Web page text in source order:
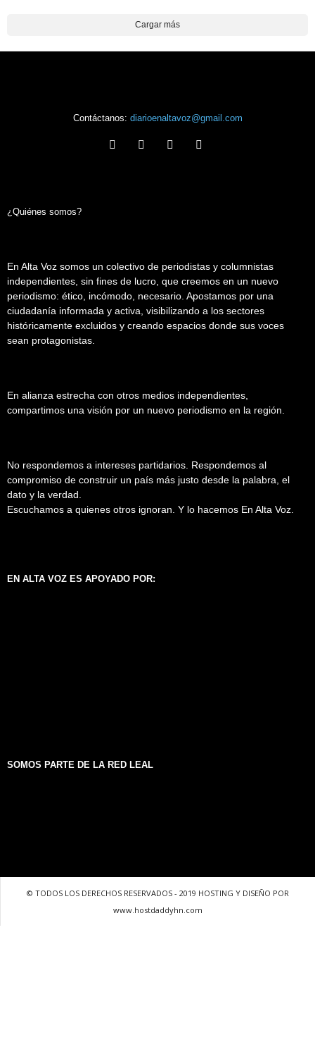
Cargar más
Contáctanos: diarioenaltavoz@gmail.com
¿Quiénes somos?
En Alta Voz somos un colectivo de periodistas y columnistas
independientes, sin fines de lucro, que creemos en un nuevo
periodismo: ético, incómodo, necesario. Apostamos por una
ciudadanía informada y activa, visibilizando a los sectores
históricamente excluidos y creando espacios donde sus voces
sean protagonistas.
En alianza estrecha con otros medios independientes,
compartimos una visión por un nuevo periodismo en la región.
No respondemos a intereses partidarios. Respondemos al
compromiso de construir un país más justo desde la palabra, el
dato y la verdad.
Escuchamos a quienes otros ignoran. Y lo hacemos En Alta Voz.
EN ALTA VOZ ES APOYADO POR:
SOMOS PARTE DE LA RED LEAL
© TODOS LOS DERECHOS RESERVADOS - 2019 HOSTING Y DISEÑO POR
www.hostdaddyhn.com